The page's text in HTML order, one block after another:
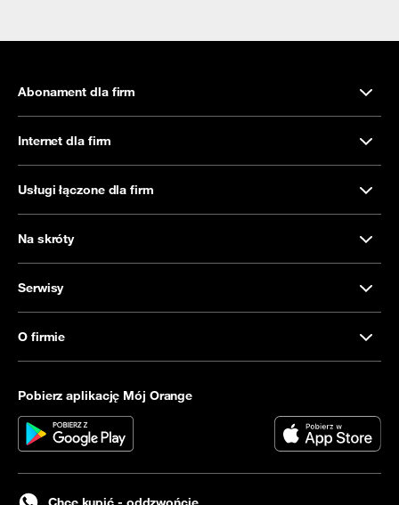
Abonament dla firm
Internet dla firm
Usługi łączone dla firm
Na skróty
Serwisy
O firmie
Pobierz aplikację Mój Orange